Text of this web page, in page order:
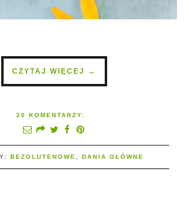
CZYTAJ WIĘCEJ →
20 KOMENTARZY:
BEZGLUTENOWE, DANIA GŁÓWNE